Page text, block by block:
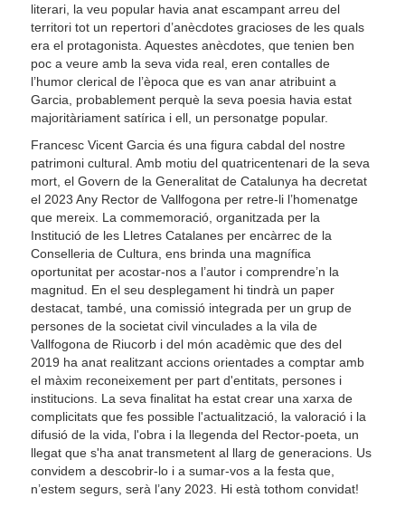
literari, la veu popular havia anat escampant arreu del
territori tot un repertori d’anècdotes gracioses de les quals
era el protagonista. Aquestes anècdotes, que tenien ben
poc a veure amb la seva vida real, eren contalles de
l’humor clerical de l’època que es van anar atribuint a
Garcia, probablement perquè la seva poesia havia estat
majoritàriament satírica i ell, un personatge popular.
Francesc Vicent Garcia és una figura cabdal del nostre
patrimoni cultural. Amb motiu del quatricentenari de la seva
mort, el Govern de la Generalitat de Catalunya ha decretat
el 2023 Any Rector de Vallfogona per retre-li l’homenatge
que mereix. La commemoració, organitzada per la
Institució de les Lletres Catalanes per encàrrec de la
Conselleria de Cultura, ens brinda una magnífica
oportunitat per acostar-nos a l’autor i comprendre’n la
magnitud. En el seu desplegament hi tindrà un paper
destacat, també, una comissió integrada per un grup de
persones de la societat civil vinculades a la vila de
Vallfogona de Riucorb i del món acadèmic que des del
2019 ha anat realitzant accions orientades a comptar amb
el màxim reconeixement per part d'entitats, persones i
institucions. La seva finalitat ha estat crear una xarxa de
complicitats que fes possible l'actualització, la valoració i la
difusió de la vida, l'obra i la llegenda del Rector-poeta, un
llegat que s'ha anat transmetent al llarg de generacions. Us
convidem a descobrir-lo i a sumar-vos a la festa que,
n’estem segurs, serà l’any 2023. Hi està tothom convidat!